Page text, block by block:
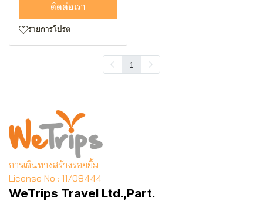
ติดต่อเรา
รายการโปรด
1
การเดินทางสร้างรอยยิ้ม
License No : 11/08444
WeTrips Travel Ltd.,Part.